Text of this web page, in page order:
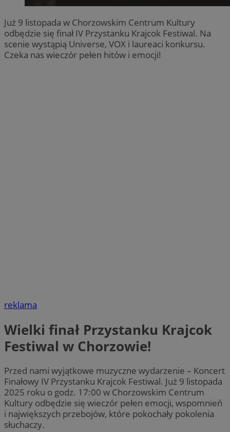
Już 9 listopada w Chorzowskim Centrum Kultury
odbędzie się finał IV Przystanku Krajcok Festiwal. Na
scenie wystąpią Universe, VOX i laureaci konkursu.
Czeka nas wieczór pełen hitów i emocji!
reklama
Wielki finał Przystanku Krajcok
Festiwal w Chorzowie!
Przed nami wyjątkowe muzyczne wydarzenie – Koncert
Finałowy IV Przystanku Krajcok Festiwal. Już 9 listopada
2025 roku o godz. 17:00 w Chorzowskim Centrum
Kultury odbędzie się wieczór pełen emocji, wspomnień
i największych przebojów, które pokochały pokolenia
słuchaczy.